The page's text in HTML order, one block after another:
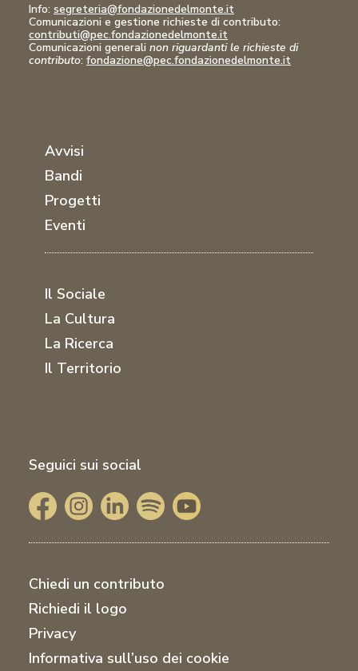
Info: segreteria@fondazionedelmonte.it
Comunicazioni e gestione richieste di contributo:
contributi@pec.fondazionedelmonte.it
Comunicazioni generali non riguardanti le richieste di
contributo: fondazione@pec.fondazionedelmonte.it
Avvisi
Bandi
Progetti
Eventi
Il Sociale
La Cultura
La Ricerca
Il Territorio
Seguici sui social
Chiedi un contributo
Richiedi il logo
Privacy
Informativa sull’uso dei cookie